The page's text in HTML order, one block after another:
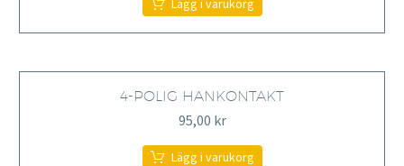
Lägg i varukorg
4-POLIG HANKONTAKT
95,00 kr
Lägg i varukorg